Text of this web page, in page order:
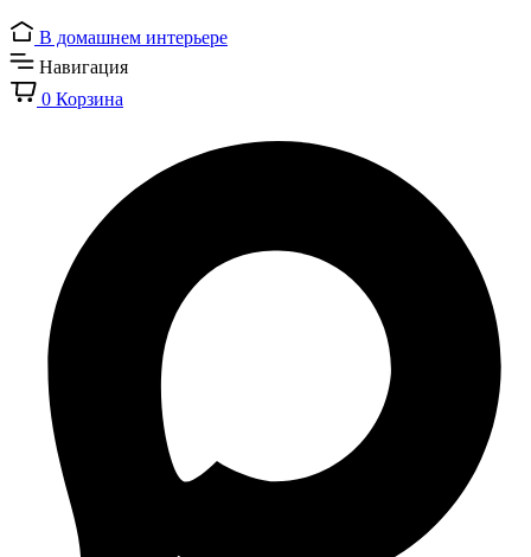
В домашнем интерьере
Навигация
0 Корзина